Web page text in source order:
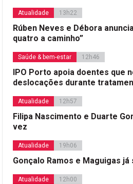
Atualidade 13h22
Rúben Neves e Débora
quatro a caminho”
Saúde & bem-estar 12h46
IPO Porto apoia doentes que
deslocações durante
Atualidade 12h57
Filipa Nascimento e Duarte
vez
Atualidade 19h06
Gonçalo Ramos e Maguigas
Atualidade 12h00